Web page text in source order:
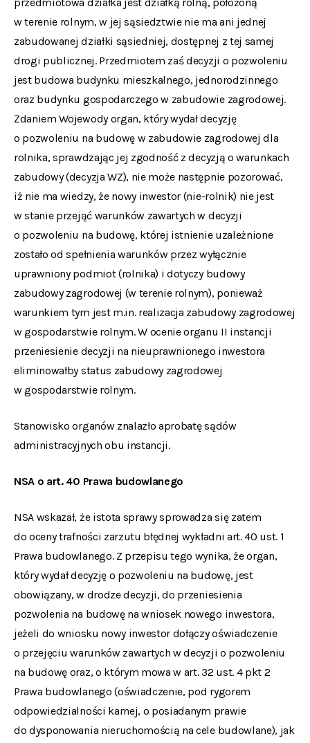
w terenie rolnym, w jej sąsiedztwie nie ma ani jednej
zabudowanej działki sąsiedniej, dostępnej z tej samej
drogi publicznej. Przedmiotem zaś decyzji o pozwoleniu
jest budowa budynku mieszkalnego, jednorodzinnego
oraz budynku gospodarczego w zabudowie zagrodowej.
Zdaniem Wojewody organ, który wydał decyzję
o pozwoleniu na budowę w zabudowie zagrodowej dla
rolnika, sprawdzając jej zgodność z decyzją o warunkach
zabudowy (decyzja WZ), nie może następnie pozorować,
iż nie ma wiedzy, że nowy inwestor (nie-rolnik) nie jest
w stanie przejąć warunków zawartych w decyzji
o pozwoleniu na budowę, której istnienie uzależnione
zostało od spełnienia warunków przez wyłącznie
uprawniony podmiot (rolnika) i dotyczy budowy
zabudowy zagrodowej (w terenie rolnym), ponieważ
warunkiem tym jest m.in. realizacja zabudowy zagrodowej
w gospodarstwie rolnym. W ocenie organu II instancji
przeniesienie decyzji na nieuprawnionego inwestora
eliminowałby status zabudowy zagrodowej
w gospodarstwie rolnym.
Stanowisko organów znalazło aprobatę sądów
administracyjnych obu instancji.
NSA o art. 40 Prawa budowlanego
NSA wskazał, że istota sprawy sprowadza się zatem
do oceny trafności zarzutu błędnej wykładni art. 40 ust. 1
Prawa budowlanego. Z przepisu tego wynika, że organ,
który wydał decyzję o pozwoleniu na budowę, jest
obowiązany, w drodze decyzji, do przeniesienia
pozwolenia na budowę na wniosek nowego inwestora,
jeżeli do wniosku nowy inwestor dołączy oświadczenie
o przejęciu warunków zawartych w decyzji o pozwoleniu
na budowę oraz, o którym mowa w art. 32 ust. 4 pkt 2
Prawa budowlanego (oświadczenie, pod rygorem
odpowiedzialności karnej, o posiadanym prawie
do dysponowania nieruchomością na cele budowlane), jak